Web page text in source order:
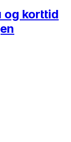
og korttid